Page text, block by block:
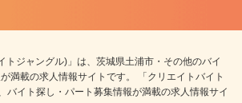
トジャングル)」は、茨城県土浦市・その他のバイ
満載の求人情報サイトです。 「クリエイトバイト
バイト探し・パート募集情報が満載の求人情報サイ